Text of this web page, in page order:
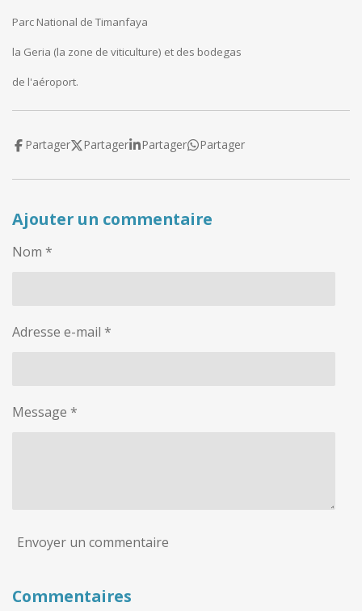
Parc National de Timanfaya
la Geria (la zone de viticulture) et des bodegas
de l'aéroport.
Partager Partager Partager Partager
Ajouter un commentaire
Nom *
Adresse e-mail *
Message *
Envoyer un commentaire
Commentaires